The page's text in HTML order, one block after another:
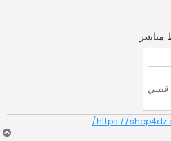
مباشر
https://